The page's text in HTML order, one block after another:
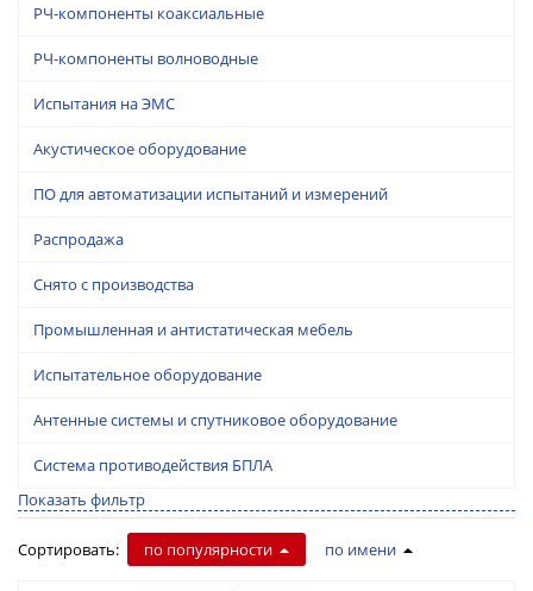
РЧ-компоненты коаксиальные
РЧ-компоненты волноводные
Испытания на ЭМС
Акустическое оборудование
ПО для автоматизации испытаний и измерений
Распродажа
Снято с производства
Промышленная и антистатическая мебель
Испытательное оборудование
Антенные системы и спутниковое оборудование
Система противодействия БПЛА
Показать фильтр
Сортировать: по популярности по имени